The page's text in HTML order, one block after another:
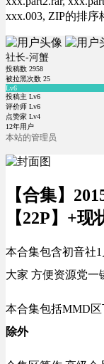
xxx.003, ZIP的排序
社长-河蟹
投稿数 2958
被拉黑次数 25
Lv6
投稿主 Lv6
评价师 Lv6
点赞家 Lv4
12年用户
本站的管理员
【合集】
【22P】+
本合集包含初音社
大家 方便资源党一
本合集包括MMD
除外